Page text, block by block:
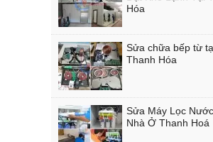
Hóa
Sửa chữa bếp từ
Thanh Hóa
Sửa Máy Lọc
Nhà Ở Thanh Hoá